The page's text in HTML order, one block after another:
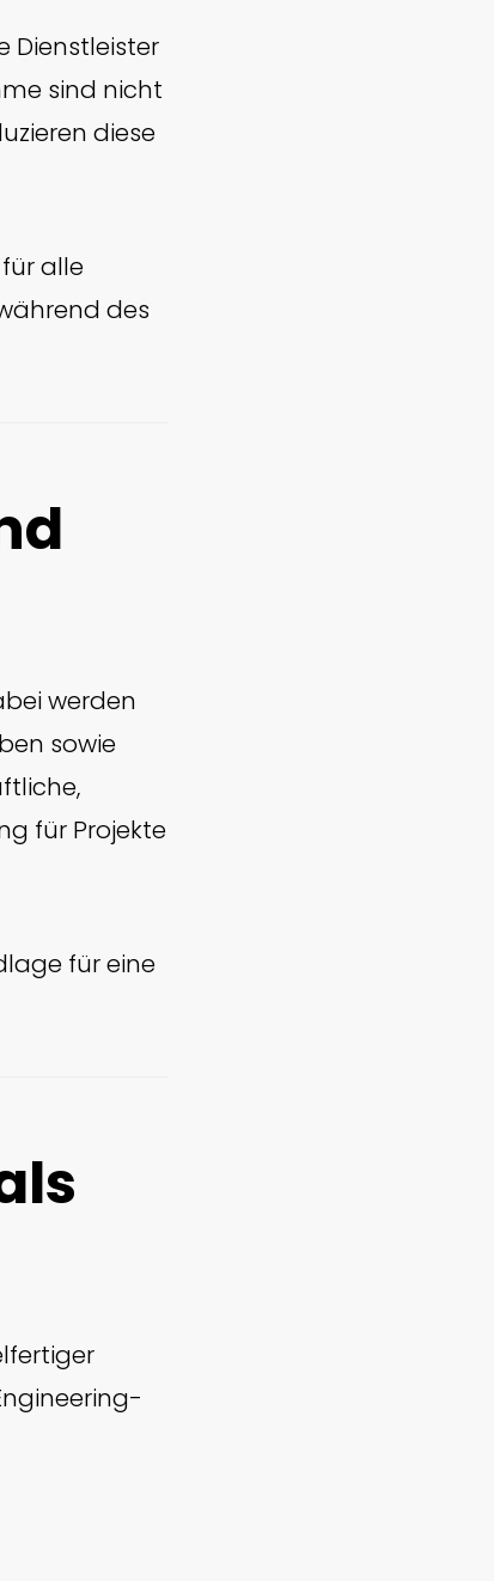
Dienstleister
sind nicht
diese
alle
des
werden
sowie
für Projekte
für eine